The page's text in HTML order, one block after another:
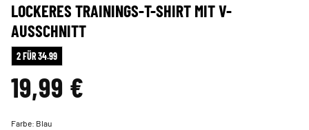
LOCKERES TRAININGS-T-SHIRT MIT V-
AUSSCHNITT
2 FÜR 34.99
19,99 €
Farbe: Blau